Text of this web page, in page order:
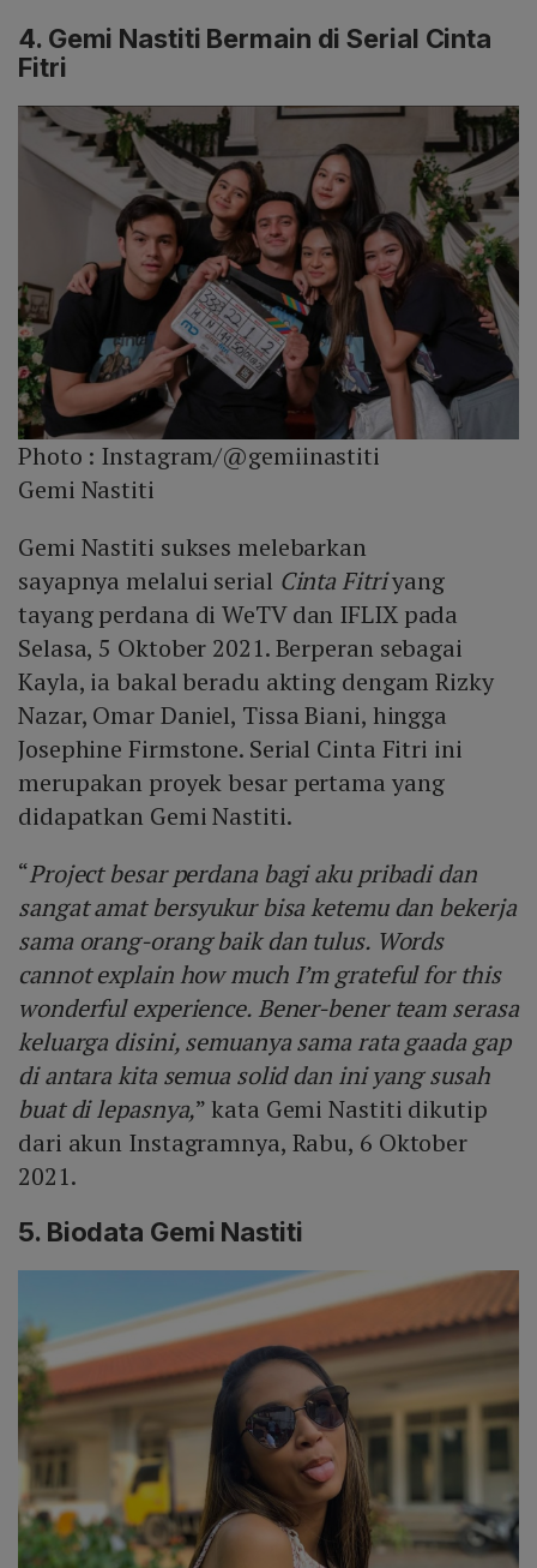
4. Gemi Nastiti Bermain di Serial Cinta
Fitri
Photo : Instagram/@gemiinastiti
Gemi Nastiti
Gemi Nastiti sukses melebarkan
sayapnya melalui serial Cinta Fitriyang
tayang perdana di WeTV dan IFLIX pada
Selasa, 5 Oktober 2021. Berperan sebagai
Kayla, ia bakal beradu akting dengam Rizky
Nazar, Omar Daniel, Tissa Biani, hingga
Josephine Firmstone. Serial Cinta Fitri ini
merupakan proyek besar pertama yang
didapatkan Gemi Nastiti.
“Project besar perdana bagi aku pribadi dan
sangat amat bersyukur bisa ketemu dan bekerja
sama orang-orang baik dan tulus. Words
cannot explain how much I’m grateful for this
wonderful experience. Bener-bener team serasa
keluarga disini, semuanya sama rata gaada gap
di antara kita semua solid dan ini yang susah
buat di lepasnya,” kata Gemi Nastiti dikutip
dari akun Instagramnya, Rabu, 6 Oktober
2021.
5. Biodata Gemi Nastiti